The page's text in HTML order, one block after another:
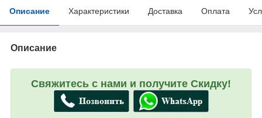
Описание Характеристики Доставка Оплата
Описание
Свяжитесь с нами и получите Скидку!